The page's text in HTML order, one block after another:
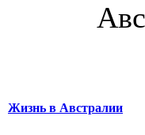
Жизнь в Австралии